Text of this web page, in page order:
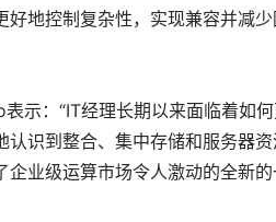
地控制复杂性，实现兼容并减
：“IT经理长期以来面临着如
认识到整合、集中存储和服务器
业级运算市场令人激动的全新的